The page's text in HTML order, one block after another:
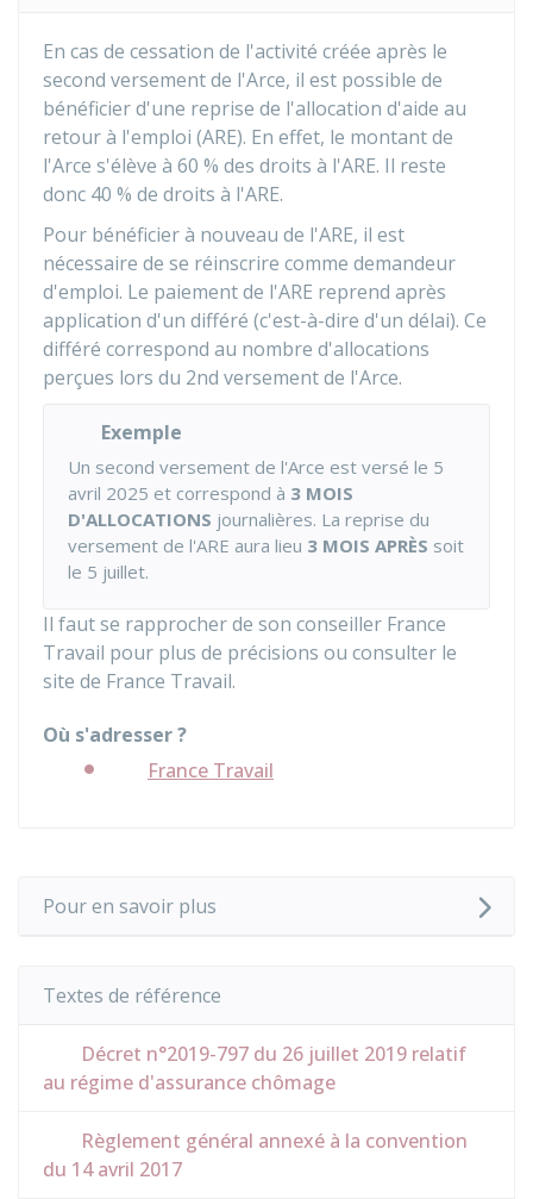
En cas de cessation de l'activité créée après le
second versement de l'Arce, il est possible de
bénéficier d'une reprise de l'allocation d'aide au
retour à l'emploi (ARE). En effet, le montant de
l'Arce s'élève à 60 % des droits à l'ARE. Il reste
donc 40 % de droits à l'ARE.
Pour bénéficier à nouveau de l'ARE, il est
nécessaire de se réinscrire comme demandeur
d'emploi. Le paiement de l'ARE reprend après
application d'un différé (c'est-à-dire d'un délai). Ce
différé correspond au nombre d'allocations
perçues lors du 2nd versement de l'Arce.
Exemple
Un second versement de l'Arce est versé le 5
avril 2025 et correspond à 3 MOIS
D'ALLOCATIONS journalières. La reprise du
versement de l'ARE aura lieu 3 MOIS APRÈS soit
le 5 juillet.
Il faut se rapprocher de son conseiller France
Travail pour plus de précisions ou consulter le
site de France Travail.
Où s'adresser ?
France Travail
Pour en savoir plus
Textes de référence
Décret n°2019-797 du 26 juillet 2019 relatif
au régime d'assurance chômage
Règlement général annexé à la convention
du 14 avril 2017